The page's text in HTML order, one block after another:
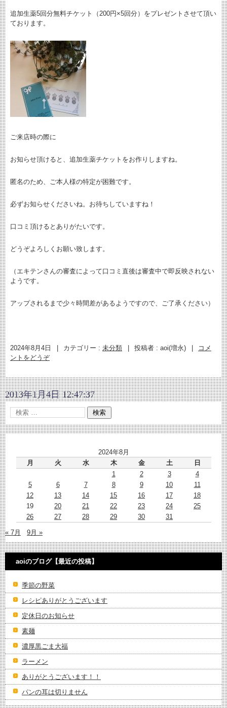
追加生薬5回分無料チケット（200円×5回分）をプレゼントさせて頂い
ております。
ご来店時の際に
お知らせ頂けると、追加生薬チケットをお作りしますね。
匿名のため、ご本人様の特定が困難です。
必ずお知らせくださいね。お待ちしていますね！
口コミ頂けるとありがたいです。
どうぞよろしくお願い致します。
（エキテンさんの審査によって口コミ直後は審査中で即反映されない
ようです。
アップされるまで少々時間差があるようですので、ご了承ください）
2024年8月4日 カテゴリー : 未分類 投稿者 : aoi(増永)
コメ
ントをどうぞ
2013年1月4日 12:47:37
2024年8月
月
火 水 木 金 土
日
1
2 3
4
5
6 7 8 9 10
11
12
13 14 15 16 17
18
19
20 21 22 23 24
25
26
27 28 29 30 31
« 7月 9月 »
aoiのブログ【最近の投稿】
季節の野菜
レシピありがとうございます
定休日のお知らせ
素麺
濃厚黒ごま大福
ラーメン
ありがとうございます！！
パンの耳は切りません